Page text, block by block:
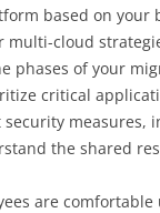
based on
multi-cloud
phases of your
critical
measures,
the shared
are